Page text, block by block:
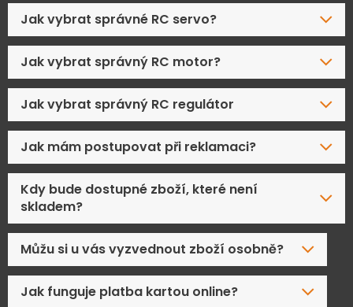
Jak vybrat správné RC servo?
Jak vybrat správný RC motor?
Jak vybrat správný RC regulátor
Jak mám postupovat při reklamaci?
Kdy bude dostupné zboží, které není
skladem?
Můžu si u vás vyzvednout zboží osobně?
Jak funguje platba kartou online?